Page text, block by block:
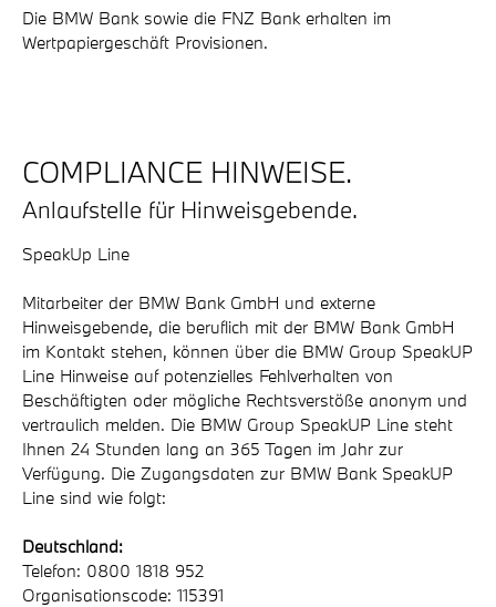
Die BMW Bank sowie die FNZ Bank erhalten im
Wertpapiergeschäft Provisionen.
COMPLIANCE HINWEISE.
Anlaufstelle für Hinweisgebende.
SpeakUp Line
Mitarbeiter der BMW Bank GmbH und externe
Hinweisgebende, die beruflich mit der BMW Bank GmbH
im Kontakt stehen, können über die BMW Group SpeakUP
Line Hinweise auf potenzielles Fehlverhalten von
Beschäftigten oder mögliche Rechtsverstöße anonym und
vertraulich melden. Die BMW Group SpeakUP Line steht
Ihnen 24 Stunden lang an 365 Tagen im Jahr zur
Verfügung. Die Zugangsdaten zur BMW Bank SpeakUP
Line sind wie folgt:
Deutschland:
Telefon: 0800 1818 952
Organisationscode: 115391